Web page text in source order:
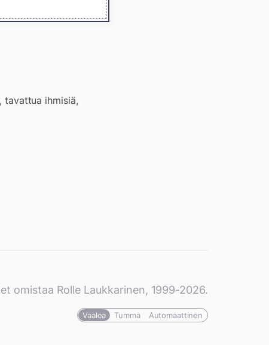
tavattua ihmisiä,
omistaa Rolle Laukkarinen, 1999-2026.
Vaalea Tumma Automaattinen